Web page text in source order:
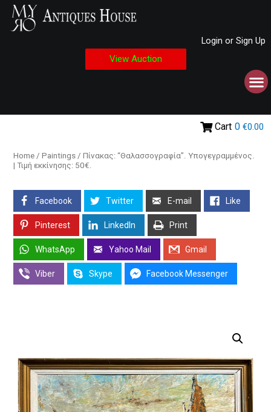
Login or Sign Up
View Auction
Cart 0 €0.00
Home / Paintings / Πίνακας: “Θαλασσογραφία”. Υπογεγραμμένος.
| Τιμή εκκίνησης: 50€.
Facebook Twitter E-mail Like
Pinterest LinkedIn Print
WhatsApp Yahoo Mail Gmail
Viber Skype Facebook Messenger